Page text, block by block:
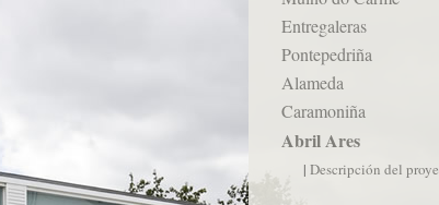
Entregaleras
Pontepedriña
Alameda
Caramoniña
Abril Ares
| Descripción del